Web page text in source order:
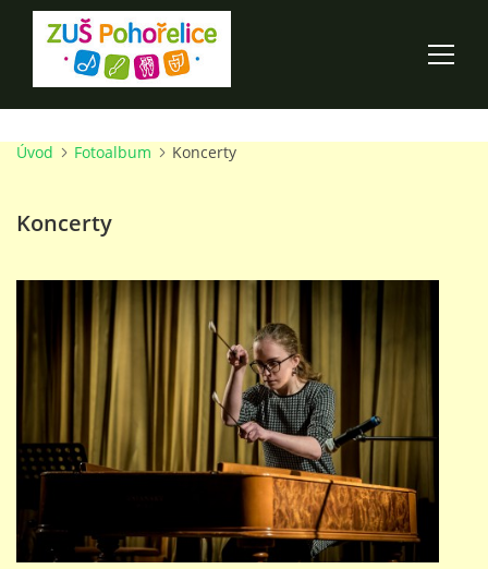
ÚVOD
100 LET ZUŠ POHOŘELICE
AKCE ŠKOLY
O ŠKOLE
PRO RODIČE
STUDIJNÍ OBORY
Úvod Fotoalbum Koncerty
Koncerty